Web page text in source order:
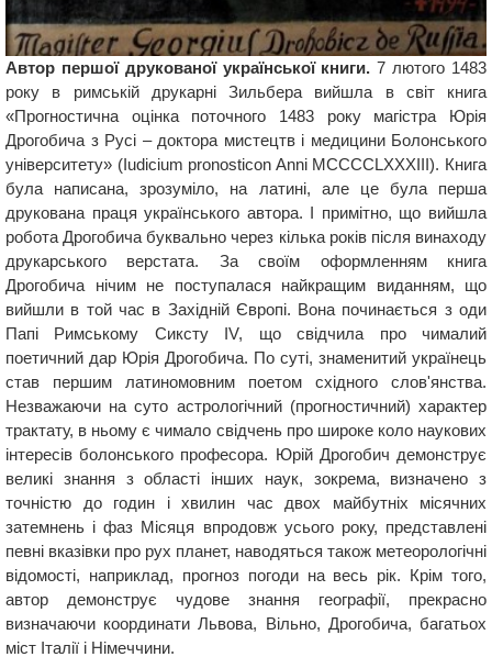
Автор першої друкованої української книги. 7 лютого 1483
року в римській друкарні Зильбера вийшла в світ книга
«Прогностична оцінка поточного 1483 року магістра Юрія
Дрогобича з Русі – доктора мистецтв і медицини Болонського
університету» (Iudicium pronosticon Anni MCCCCLXXXIII). Книга
була написана, зрозуміло, на латині, але це була перша
друкована праця українського автора. І примітно, що вийшла
робота Дрогобича буквально через кілька років після винаходу
друкарського верстата. За своїм оформленням книга
Дрогобича нічим не поступалася найкращим виданням, що
вийшли в той час в Західній Європі. Вона починається з оди
Папі Римському Сиксту IV, що свідчила про чималий
поетичний дар Юрія Дрогобича. По суті, знаменитий українець
став першим латиномовним поетом східного слов'янства.
Незважаючи на суто астрологічний (прогностичний) характер
трактату, в ньому є чимало свідчень про широке коло наукових
інтересів болонського професора. Юрій Дрогобич демонструє
великі знання з області інших наук, зокрема, визначено з
точністю до годин і хвилин час двох майбутніх місячних
затемнень і фаз Місяця впродовж усього року, представлені
певні вказівки про рух планет, наводяться також метеорологічні
відомості, наприклад, прогноз погоди на весь рік. Крім того,
автор демонструє чудове знання географії, прекрасно
визначаючи координати Львова, Вільно, Дрогобича, багатьох
міст Італії і Німеччини.